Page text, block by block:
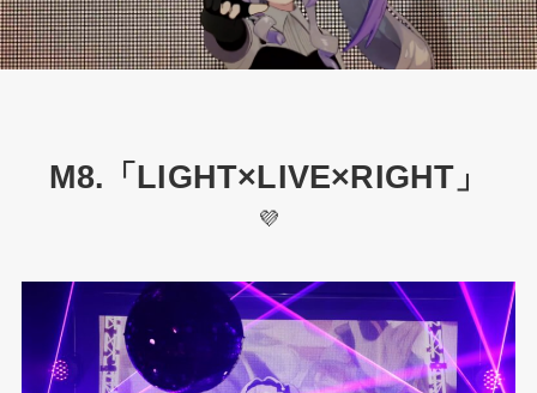
M8.「LIGHT×LIVE×RIGHT」
💜